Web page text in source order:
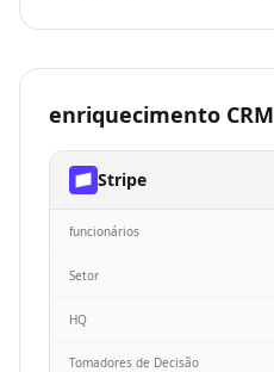
enriquecimento CRM
Stripe
funcionários
Setor
HQ
Tomadores de Decisão